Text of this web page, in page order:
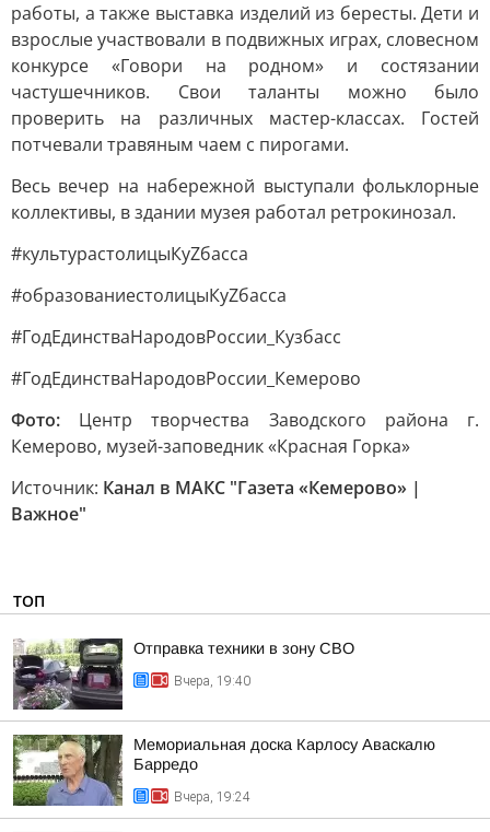
работы, а также выставка изделий из бересты. Дети и
взрослые участвовали в подвижных играх, словесном
конкурсе «Говори на родном» и состязании
частушечников. Свои таланты можно было
проверить на различных мастер-классах. Гостей
потчевали травяным чаем с пирогами.
Весь вечер на набережной выступали фольклорные
коллективы, в здании музея работал ретрокинозал.
#культурастолицыКуZбасса
#образованиестолицыКуZбасса
#ГодЕдинстваНародовРоссии_Кузбасс
#ГодЕдинстваНародовРоссии_Кемерово
Фото: Центр творчества Заводского района г.
Кемерово, музей-заповедник «Красная Горка»
Источник: Канал в МАКС "Газета «Кемерово» |
Важное"
ТОП
Отправка техники в зону СВО
Вчера, 19:40
Мемориальная доска Карлосу Аваскалю
Барредо
Вчера, 19:24